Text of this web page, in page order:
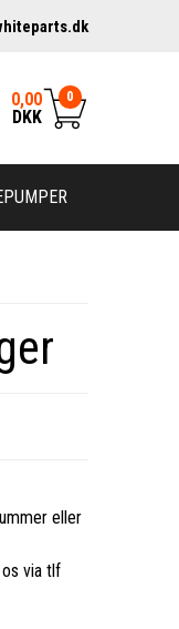
0,00
DKK
0
eller
via tlf